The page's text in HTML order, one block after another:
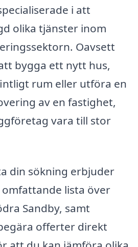
i att
olika tjänster inom
Oavsett
bygga ett nytt hus,
rum eller utföra en
av en fastighet,
vara till stor
din sökning erbjuder
lista över
Sandby, samt
offerter direkt